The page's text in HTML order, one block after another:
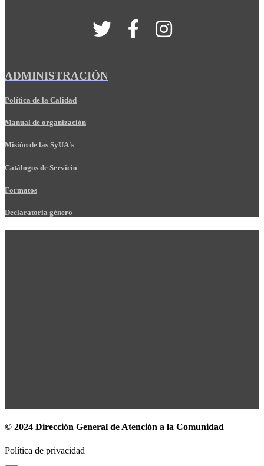
ADMINISTRACIÓN
Política de la Calidad
Manual de organización
Misión de las SyUA's
Catálogos de Servicio
Formatos
Declaratoria género
© 2024 Dirección General de Atención a la Comunidad
Política de privacidad